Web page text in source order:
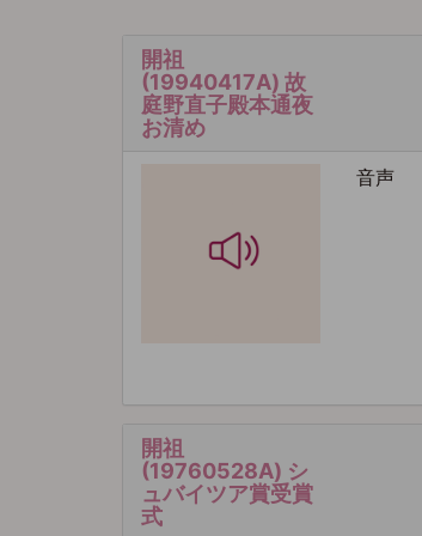
開祖
(19940417A) 故
庭野直子殿本通夜
お清め
音声
開祖
(19760528A) シ
ュバイツア賞受賞
式